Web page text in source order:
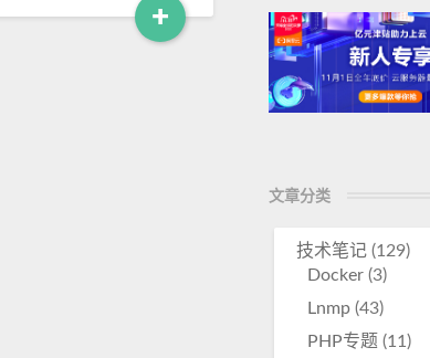
+ R
e
文章分类
技术笔记(129)
Docker(3)
Lnmp(43)
PHP专题 (11)